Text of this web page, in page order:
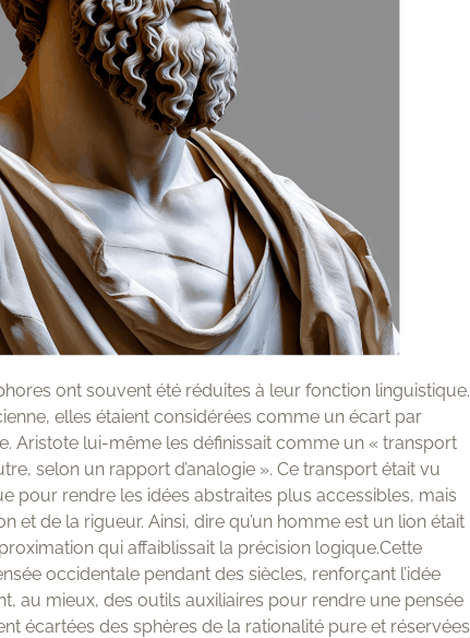
ont souvent été réduites à leur fonction linguistique.
elles étaient considérées comme un écart par
Aristote lui-même les définissait comme un « transport
selon un rapport d’analogie ». Ce transport était vu
pour rendre les idées abstraites plus accessibles, mais
et de la rigueur. Ainsi, dire qu’un homme est un lion était
qui affaiblissait la précision logique.Cette
occidentale pendant des siècles, renforçant l’idée
au mieux, des outils auxiliaires pour rendre une pensée
écartées des sphères de la rationalité pure et réservées